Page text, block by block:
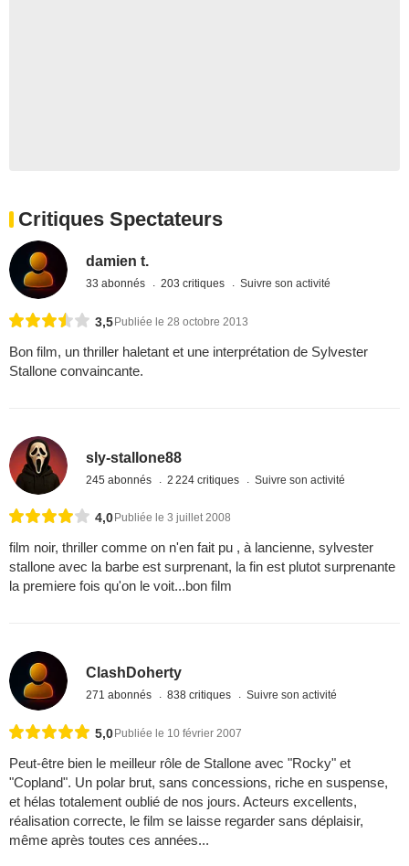
Critiques Spectateurs
damien t.
33 abonnés 203 critiques Suivre son activité
3,5 Publiée le 28 octobre 2013
Bon film, un thriller haletant et une interprétation de Sylvester
Stallone convaincante.
sly-stallone88
245 abonnés 2 224 critiques Suivre son activité
4,0 Publiée le 3 juillet 2008
film noir, thriller comme on n'en fait pu , à lancienne, sylvester
stallone avec la barbe est surprenant, la fin est plutot surprenante
la premiere fois qu'on le voit...bon film
ClashDoherty
271 abonnés 838 critiques Suivre son activité
5,0Publiée le 10 février 2007
Peut-être bien le meilleur rôle de Stallone avec "Rocky" et
"Copland". Un polar brut, sans concessions, riche en suspense,
et hélas totalement oublié de nos jours. Acteurs excellents,
réalisation correcte, le film se laisse regarder sans déplaisir,
même après toutes ces années...